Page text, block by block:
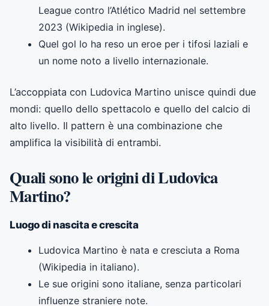
League contro l’Atlético Madrid nel settembre
2023 (Wikipedia in inglese).
Quel gol lo ha reso un eroe per i tifosi laziali e
un nome noto a livello internazionale.
L’accoppiata con Ludovica Martino unisce quindi due
mondi: quello dello spettacolo e quello del calcio di
alto livello. Il pattern è una combinazione che
amplifica la visibilità di entrambi.
Quali sono le origini di Ludovica
Martino?
Luogo di nascita e crescita
Ludovica Martino è nata e cresciuta a Roma
(Wikipedia in italiano).
Le sue origini sono italiane, senza particolari
influenze straniere note.